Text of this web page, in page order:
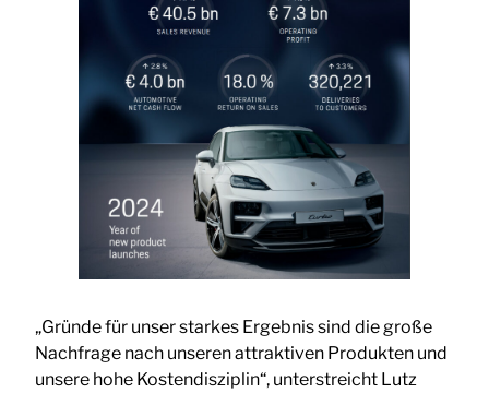
„Gründe für unser starkes Ergebnis sind die große
Nachfrage nach unseren attraktiven Produkten und
unsere hohe Kostendisziplin“, unterstreicht Lutz